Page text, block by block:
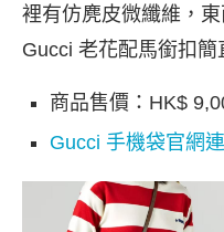
裡有仿麂皮微纖維，
Gucci 老花配馬銜扣簡
商品售價：HK$
Gucci 手機袋官網